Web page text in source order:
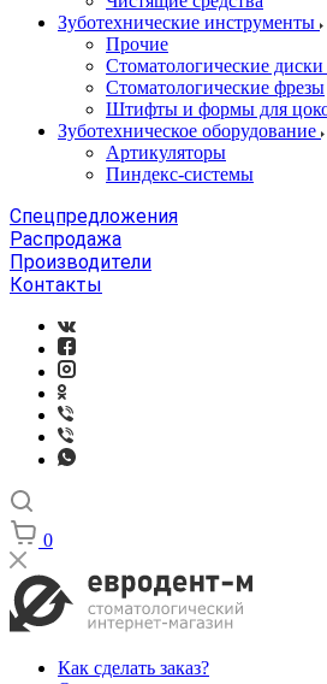
Зуботехнические инструменты
Прочие
Стоматологические
Стоматологические фрезы
Штифты и формы для
Зуботехническое оборудование
Артикуляторы
Пиндекс-системы
Спецпредложения
Распродажа
Производители
Контакты
0
Как сделать заказ?